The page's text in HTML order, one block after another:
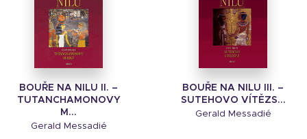
BOUŘE NA NILU II. –
TUTANCHAMONOVY
M...
Gerald Messadié
BOUŘE NA NILU III. –
SUTEHOVO VÍTĚZS...
Gerald Messadié